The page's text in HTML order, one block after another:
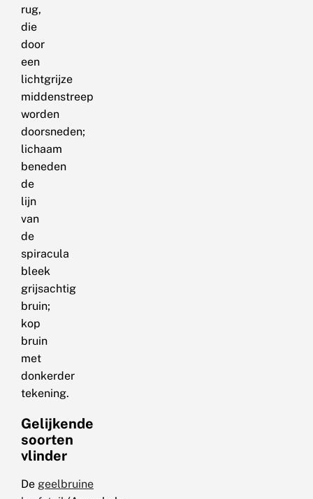
rug,
die
door
een
lichtgrijze
middenstreep
worden
doorsneden;
lichaam
beneden
de
lijn
van
de
spiracula
bleek
grijsachtig
bruin;
kop
bruin
met
donkerder
tekening.
Gelijkende
soorten
vlinder
De geelbruine